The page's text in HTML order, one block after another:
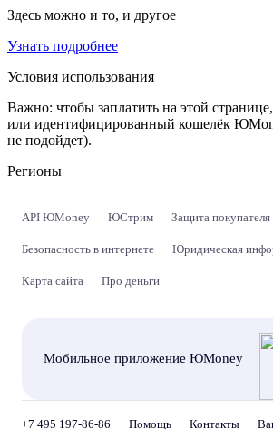
Здесь можно и то, и другое
Узнать подробнее
Условия использования
Важно: чтобы заплатить на этой
или идентифицированный кошелёк
не подойдет).
Регионы
API ЮMoney ЮСтрим Защита покупателя
Безопасность в интернете Юридическая
Карта сайта Про деньги
Мобильное приложение ЮMoney
+7 495 197-86-86 Помощь Контакты